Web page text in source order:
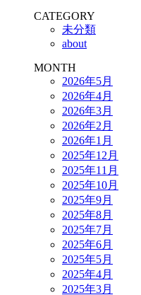
CATEGORY
未分類
about
MONTH
2026年5月
2026年4月
2026年3月
2026年2月
2026年1月
2025年12月
2025年11月
2025年10月
2025年9月
2025年8月
2025年7月
2025年6月
2025年5月
2025年4月
2025年3月